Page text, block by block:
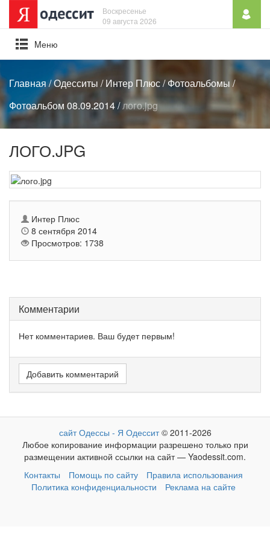
Воскресенье
09 августа 2026
Mеню
Главная/Одесситы /Интер Плюс/Фотоальбомы/
Фотоальбом 08.09.2014/лого.jpg
ЛОГО.JPG
Интер Плюс
8 сентября 2014
Просмотров: 1738
Комментарии
Нет комментариев. Ваш будет первым!
Добавить комментарий
сайт Одессы - Я Одессит© 2011-2026
Любое копирование информации разрешено только при
размещении активной ссылки на сайт — Yaodessit.com.
Контакты
Помощь по сайту
Правила использования
Политика конфиденциальности
Реклама на сайте